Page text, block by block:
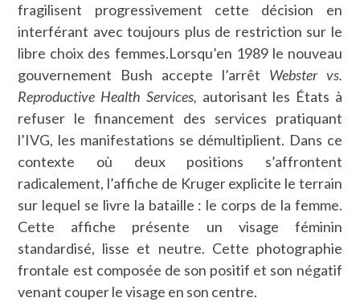
fragilisent progressivement cette décision en
interférant avec toujours plus de restriction sur le
libre choix des femmes.Lorsqu’en 1989 le nouveau
gouvernement Bush accepte l’arrêt Webster vs.
Reproductive Health Services, autorisant les États à
refuser le financement des services pratiquant
l’IVG, les manifestations se démultiplient. Dans ce
contexte où deux positions s’affrontent
radicalement, l’affiche de Kruger explicite le terrain
sur lequel se livre la bataille : le corps de la femme.
Cette affiche présente un visage féminin
standardisé, lisse et neutre. Cette photographie
frontale est composée de son positif et son négatif
venant couper le visage en son centre.